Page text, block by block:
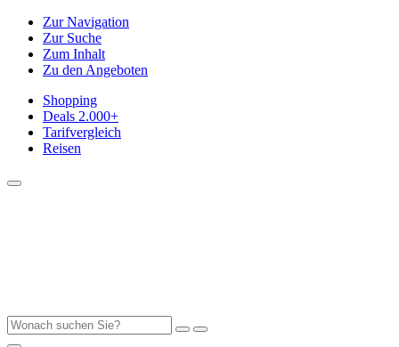
Zur Navigation
Zur Suche
Zum Inhalt
Zu den Angeboten
Shopping
Deals 2.000+
Tarifvergleich
Reisen